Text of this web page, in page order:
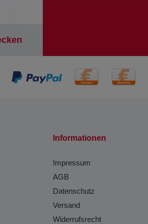
Informationen
Impressum
AGB
Datenschutz
Versand
Widerrufsrecht